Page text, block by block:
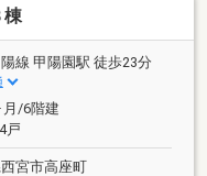
棟
線 甲陽園駅 徒歩23分
月/6階建
戸
宮市高座町